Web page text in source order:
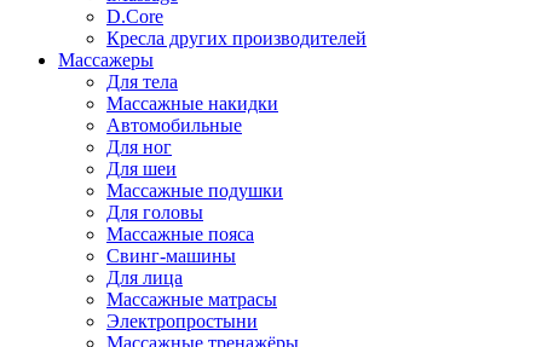
D.Core
Кресла других производителей
Массажеры
Для тела
Массажные накидки
Автомобильные
Для ног
Для шеи
Массажные подушки
Для головы
Массажные пояса
Свинг-машины
Для лица
Массажные матрасы
Электропростыни
Массажные тренажёры